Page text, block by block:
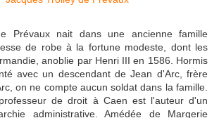
Prévaux nait dans une ancienne famille
de robe à la fortune modeste, dont les
anoblie par Henri III en 1586. Hormis
avec un descendant de Jean d'Arc, frère
on ne compte aucun soldat dans la famille.
de droit à Caen est l'auteur d'un
administrative. Amédée de Margerie